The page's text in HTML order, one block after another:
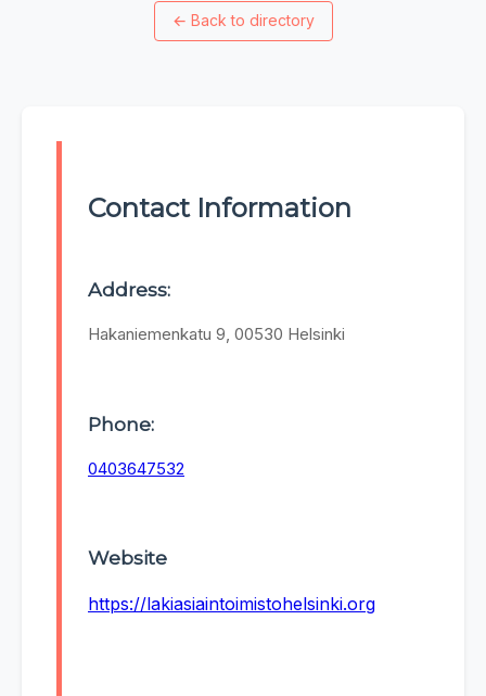
← Back to directory
Contact Information
Address:
Hakaniemenkatu 9, 00530 Helsinki
Phone:
0403647532
Website
https://lakiasiaintoimistohelsinki.org